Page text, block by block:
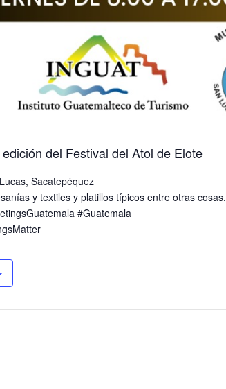
del Festival del Atol de Elote
Sacatepéquez
y textiles y platillos típicos entre otras cosas.
#Guatemala